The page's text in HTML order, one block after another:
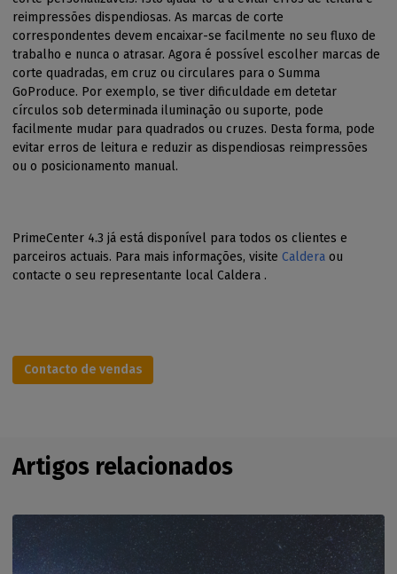
reimpressões dispendiosas. As marcas de corte
correspondentes devem encaixar-se facilmente no seu fluxo de
trabalho e nunca o atrasar. Agora é possível escolher marcas de
corte quadradas, em cruz ou circulares para o Summa
GoProduce. Por exemplo, se tiver dificuldade em detetar
círculos sob determinada iluminação ou suporte, pode
facilmente mudar para quadrados ou cruzes. Desta forma, pode
evitar erros de leitura e reduzir as dispendiosas reimpressões
ou o posicionamento manual.
PrimeCenter 4.3 já está disponível para todos os clientes e
parceiros actuais. Para mais informações, visite Caldera ou
contacte o seu representante local Caldera .
Contacto de vendas
Artigos relacionados